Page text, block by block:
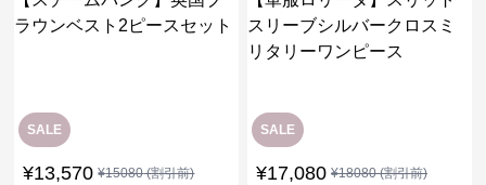
SALE
¥13,570 ¥15080(割引前)
SALE
¥17,080 ¥18080(割引前)